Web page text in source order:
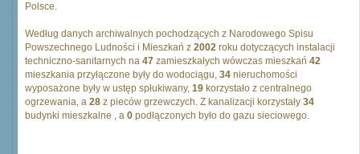
Polsce.
Według danych archiwalnych pochodzących z Narodowego Spisu
Powszechnego Ludności i Mieszkań z 2002 roku dotyczących instalacji
techniczno-sanitarnych na 47 zamieszkałych wówczas mieszkań 42
mieszkania przyłączone były do wodociągu, 34 nieruchomości
wyposażone były w ustęp spłukiwany, 19 korzystało z centralnego
ogrzewania, a 28 z pieców grzewczych. Z kanalizacji korzystały 34
budynki mieszkalne , a 0 podłączonych było do gazu sieciowego.